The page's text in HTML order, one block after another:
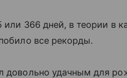
или 366 дней, в теории в
все рекорды.
довольно удачным для